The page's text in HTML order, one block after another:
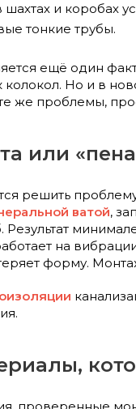
и коробах
тонкие трубы.
ещё один
Но и в
же проблемы,
или
решить
ватой,
на
форму.